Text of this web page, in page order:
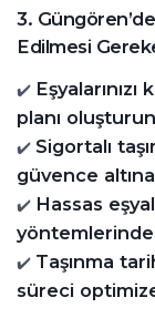
3.
Edilmesi
✔️
planı
✔️ Sigortalı
güvence altına
✔️ Hassas
✔️ Taşınma
süreci